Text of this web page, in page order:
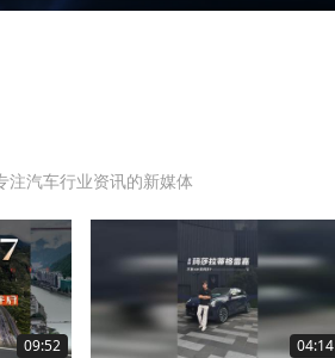
注汽车行业资讯的新媒体
09:52 04:14